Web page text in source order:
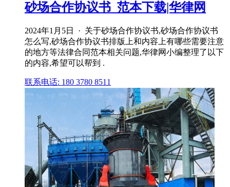
砂场合作协议书_范本下载|华律网
2024年1月5日 · 关于砂场合作协议书,砂场合作协议书
怎么写,砂场合作协议书排版上和内容上有哪些需要注意
的地方等法律合同范本相关问题,华律网小编整理了以下
的内容,希望可以帮到 .
联系电话: 180 3780 8511